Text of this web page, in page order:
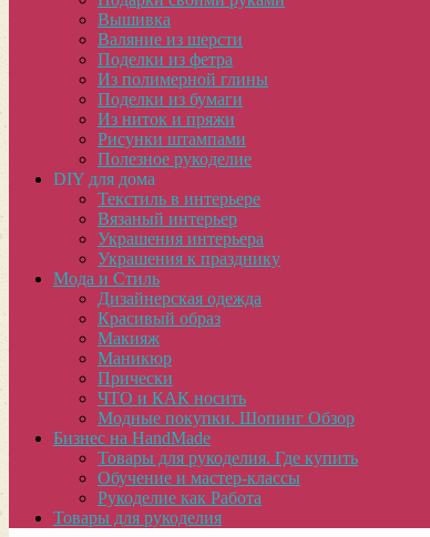
Вышивка
Валяние из шерсти
Поделки из фетра
Из полимерной глины
Поделки из бумаги
Из ниток и пряжи
Рисунки штампами
Полезное рукоделие
DIY для дома
Текстиль в интерьере
Вязаный интерьер
Украшения интерьера
Украшения к празднику
Мода и Стиль
Дизайнерская одежда
Красивый образ
Макияж
Маникюр
Прически
ЧТО и КАК носить
Модные покупки. Шопинг Обзор
Бизнес на HandMade
Товары для рукоделия. Где купить
Обучение и мастер-классы
Рукоделие как Работа
Товары для рукоделия